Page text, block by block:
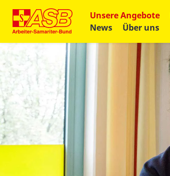
Unsere Angebote
News
Über uns